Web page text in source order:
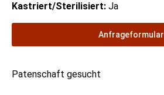
Kastriert/Sterilisiert: Ja
Anfrageformular
Patenschaft gesucht